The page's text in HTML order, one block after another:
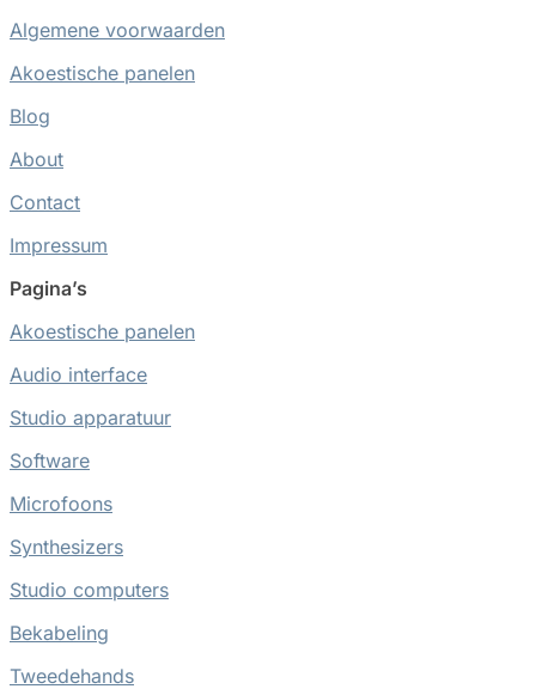
Algemene voorwaarden
Akoestische panelen
Blog
About
Contact
Impressum
Pagina’s
Akoestische panelen
Audio interface
Studio apparatuur
Software
Microfoons
Synthesizers
Studio computers
Bekabeling
Tweedehands